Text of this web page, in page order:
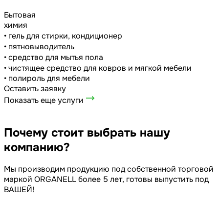
Бытовая
химия
• гель для стирки, кондиционер
• пятновыводитель
• средство для мытья пола
• чистящее средство для ковров и мягкой мебели
• полироль для мебели
Оставить заявку
Показать еще услуги
Почему стоит выбрать нашу
компанию?
Мы производим продукцию под собственной торговой
маркой ORGANELL более 5 лет, готовы выпустить под
ВАШЕЙ!